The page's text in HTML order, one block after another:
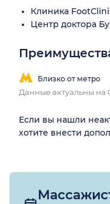
Клиника
Центр доктора
Близко от метро
Данные актуальны на
Если вы нашли
хотите внести